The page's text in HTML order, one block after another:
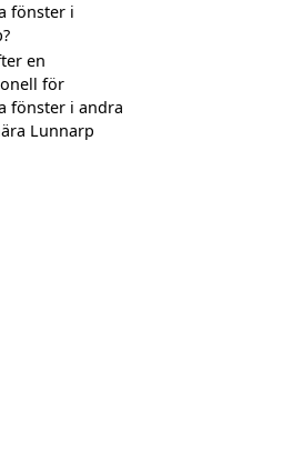
fönster i
en
för
fönster i andra
Lunnarp